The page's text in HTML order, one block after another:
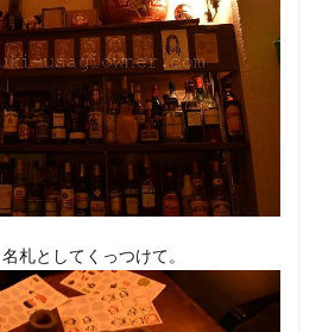
札としてくっつけて。